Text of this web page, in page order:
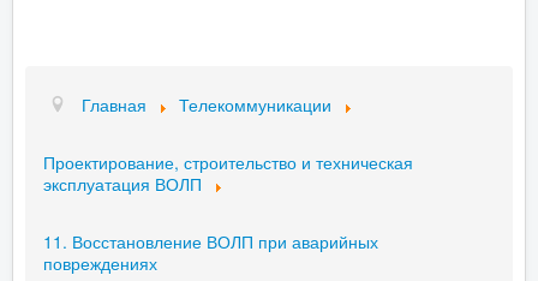
Главная Телекоммуникации
Проектирование, строительство и техническая
эксплуатация ВОЛП
11. Восстановление ВОЛП при аварийных
повреждениях